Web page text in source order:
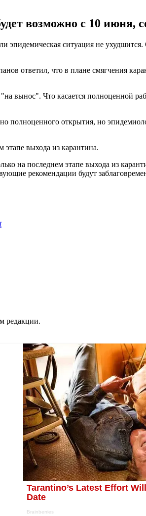
возможно с 10 июня,
эпидемическая ситуация не
ответил, что в плане смягчения
вынос". Что касается полноценной
полноценного открытия, но
этапе выхода из карантина.
на последнем этапе выхода из
рекомендации будут
редакции.